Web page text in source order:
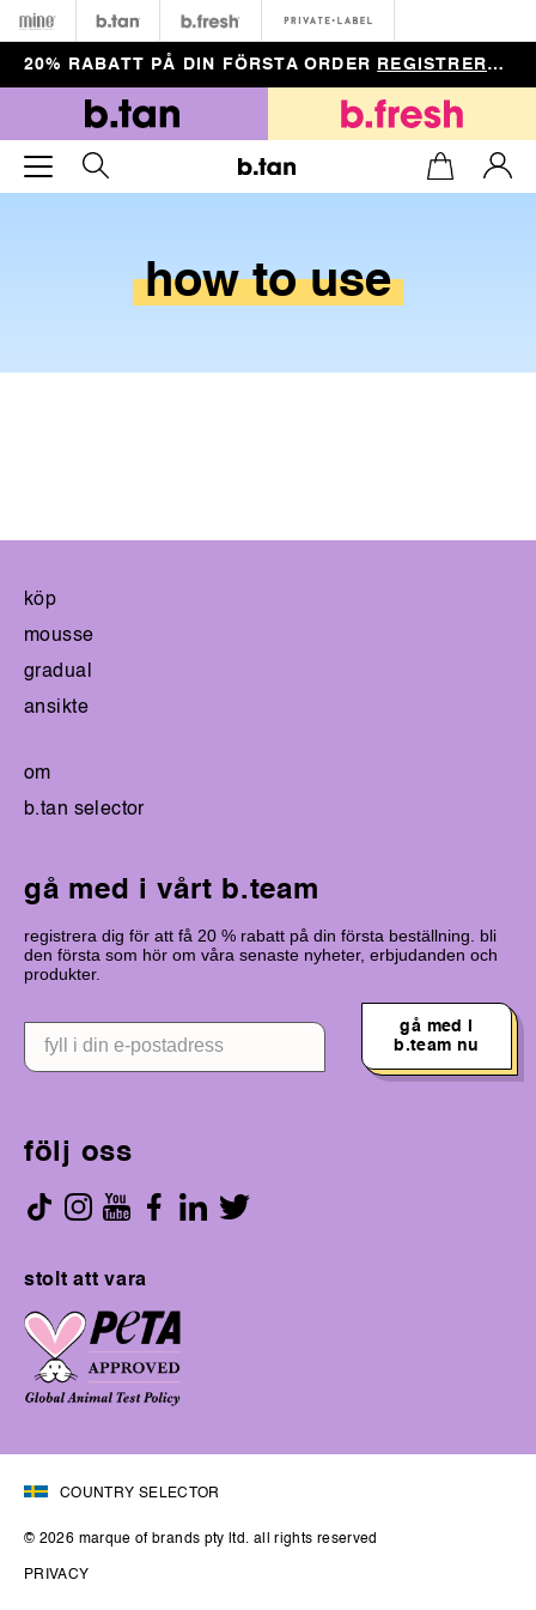
Minetan b.tan b.fresh
20% RABATT PÅ DIN FÖRSTA ORDER REGISTRERA DIG
how to use
köp
mousse
gradual
ansikte
om
b.tan selector
gå med i vårt b.team
registrera dig för att få 20 % rabatt på din första beställning. bli
den första som hör om våra senaste nyheter, erbjudanden och
produkter.
gå med i
b.team nu
följ oss
stolt att vara
COUNTRY SELECTOR
© 2026 marque of brands pty ltd. all rights reserved
PRIVACY